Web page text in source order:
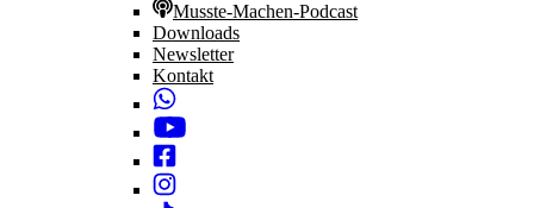
Musste-Machen-Podcast
Downloads
Newsletter
Kontakt